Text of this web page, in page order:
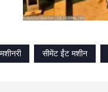
सीमेंट ईंट मशीन